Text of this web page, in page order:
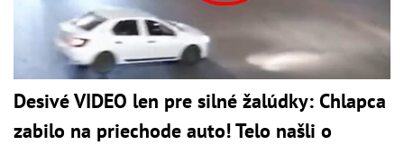
Desivé VIDEO len pre silné žalúdky: Chlapca
zabilo na priechode auto! Telo našli o